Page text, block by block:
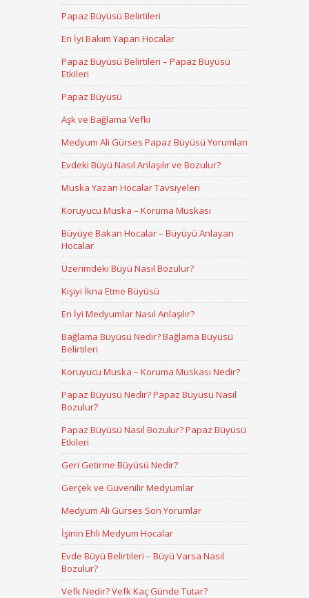
Papaz Büyüsü Belirtileri
En İyi Bakım Yapan Hocalar
Papaz Büyüsü Belirtileri – Papaz Büyüsü
Etkileri
Papaz Büyüsü
Aşk ve Bağlama Vefki
Medyum Ali Gürses Papaz Büyüsü Yorumları
Evdeki Büyü Nasıl Anlaşılır ve Bozulur?
Muska Yazan Hocalar Tavsiyeleri
Koruyucu Muska – Koruma Muskası
Büyüye Bakan Hocalar – Büyüyü Anlayan
Hocalar
Üzerimdeki Büyü Nasıl Bozulur?
Kişiyi İkna Etme Büyüsü
En İyi Medyumlar Nasıl Anlaşılır?
Bağlama Büyüsü Nedir? Bağlama Büyüsü
Belirtileri
Koruyucu Muska – Koruma Muskası Nedir?
Papaz Büyüsü Nedir? Papaz Büyüsü Nasıl
Bozulur?
Papaz Büyüsü Nasıl Bozulur? Papaz Büyüsü
Etkileri
Geri Getirme Büyüsü Nedir?
Gerçek ve Güvenilir Medyumlar
Medyum Ali Gürses Son Yorumlar
İşinin Ehli Medyum Hocalar
Evde Büyü Belirtileri – Büyü Varsa Nasıl
Bozulur?
Vefk Nedir? Vefk Kaç Günde Tutar?